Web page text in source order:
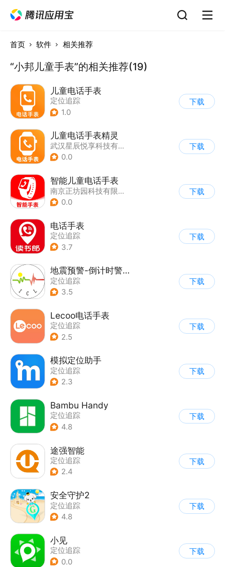
首页 软件 相关推荐
“小邦儿童手表”的相关推荐(19)
儿童电话手表
定位追踪
1.0
下载
儿童电话手表精灵
武汉星辰悦享科技有限公司澄迈分公司
0.0
下载
智能儿童电话手表
南京正坊园科技有限公司
0.0
下载
电话手表
定位追踪
3.7
下载
地震预警-倒计时警报
定位追踪
3.5
下载
Lecoo电话手表
定位追踪
2.5
下载
模拟定位助手
定位追踪
2.3
下载
Bambu Handy
定位追踪
4.8
下载
途强智能
定位追踪
2.4
下载
安全守护2
定位追踪
4.8
下载
小见
定位追踪
0.0
下载